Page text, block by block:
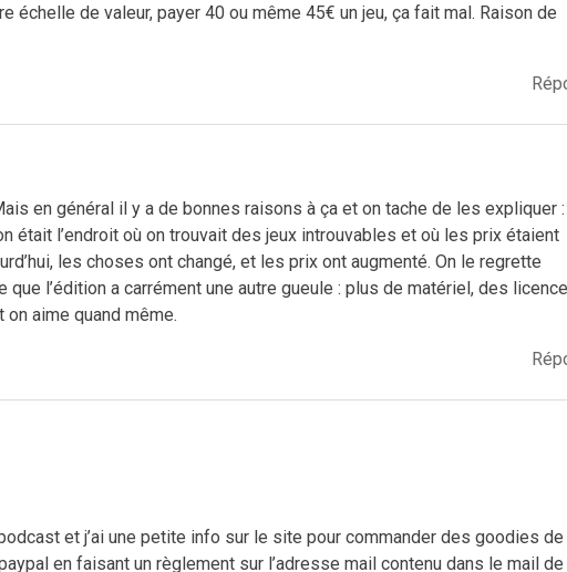
échelle de valeur, payer 40 ou même 45€ un jeu, ça fait mal. Raison de
en général il y a de bonnes raisons à ça et on tache de les expliquer
était l’endroit où on trouvait des jeux introuvables et où les prix étaient
les choses ont changé, et les prix ont augmenté. On le regrette
l’édition a carrément une autre gueule : plus de matériel, des
aime quand même.
et j’ai une petite info sur le site pour commander des goodies de
en faisant un règlement sur l’adresse mail contenu dans le mail de